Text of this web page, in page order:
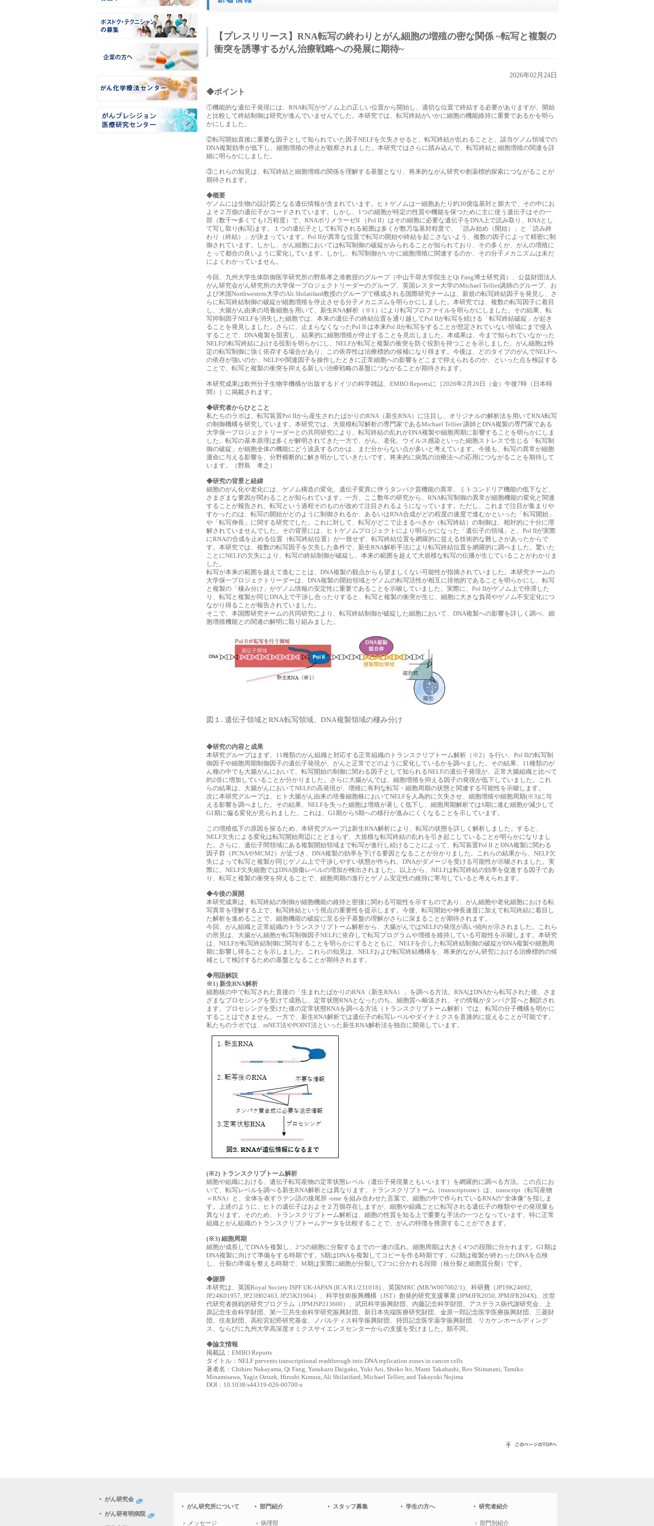
【プレスリリース】RNA転写の終わりとがん細胞の増殖の密な関係 ~転写と複製の
衝突を誘導するがん治療戦略への発展に期待~
2026年02月24日
◆ポイント
①機能的な遺伝子発現には、RNA転写がゲノム上の正しい位置から開始し、適切な位置で終結する必要がありますが、開始
と比較して終結制御は研究が進んでいませんでした。本研究では、転写終結がいかに細胞の機能維持に重要であるかを明ら
かにしました。
②転写開始直後に重要な因子として知られていた因子NELFを欠失させると、転写終結が乱れることと、該当ゲノム領域での
DNA複製効率が低下し、細胞増殖の停止が観察されました。本研究ではさらに踏み込んで、転写終結と細胞増殖の関連を詳
細に明らかにしました。
③これらの知見は、転写終結と細胞増殖の関係を理解する基盤となり、将来的ながん研究や創薬標的探索につながることが
期待されます。
◆概要
ゲノムには生物の設計図となる遺伝情報が含まれています。ヒトゲノムは一細胞あたり約30億塩基対と膨大で、その中にお
よそ２万個の遺伝子がコードされています。しかし、1つの細胞が特定の性質や機能を保つために主に使う遺伝子はその一
部（数千〜多くても1万程度）で、RNAポリメラーゼII （Pol II）はその細胞に必要な遺伝子をDNA上で読み取り、RNAとし
て写し取り(転写)ます。１つの遺伝子として転写される範囲は多くが数万塩基対程度で、「読み始め（開始）」と「読み終
わり（終結）」が決まっています。Pol IIが異常な位置で転写の開始や終結を起こさないよう、複数の因子によって精密に制
御されています。しかし、がん細胞においては転写制御の破綻がみられることが知られており、その多くが、がんの増殖に
とって都合の良いように変化しています。しかし、転写制御がいかに細胞増殖に関連するのか、その分子メカニズムは未だ
によくわかっていません。
今回、九州大学生体防御医学研究所の野島孝之准教授のグループ（中山千尋大学院生とQi Fang博士研究員）、公益財団法人
がん研究会がん研究所の大学保一プロジェクトリーダーのグループ、英国レスター大学のMichael Tellier講師のグループ、お
よび米国Northwestern大学のAli Shilatifard教授のグループで構成される国際研究チームは、新規の転写終結因子を発見し、さ
らに転写終結制御の破綻が細胞増殖を停止させる分子メカニズムを明らかにしました。本研究では、複数の転写因子に着目
し、大腸がん由来の培養細胞を用いて、新生RNA解析（※1）により転写プロファイルを明らかにしました。その結果、転
写抑制因子NELFを消失した細胞では、本来の遺伝子の終結位置を通り越してPol IIが転写を続ける「転写終結破綻」が起き
ることを発見しました。さらに、止まらなくなったPol II は本来Pol IIが転写をすることが想定されていない領域にまで侵入
することで、DNA複製を阻害し、結果的に細胞増殖が停止することを見出しました。本成果は、今まで知られていなかった
NELFの転写終結における役割を明らかにし、NELFが転写と複製の衝突を防ぐ役割を持つことを示しました。がん細胞は特
定の転写制御に強く依存する場合があり、この依存性は治療標的の候補になり得ます。今後は、どのタイプのがんでNELFへ
の依存が強いのか、NELFや関連因子を操作したときに正常細胞への影響をどこまで抑えられるのか、といった点を検証する
ことで、転写と複製の衝突を抑える新しい治療戦略の基盤につながることが期待されます。
本研究成果は欧州分子生物学機構が出版するドイツの科学雑誌、EMBO Reportsに［2026年2月20日（金）午後7時（日本時
間）］に掲載されます。
◆研究者からひとこと
私たちのラボは、転写装置Pol IIから産生されたばかりのRNA（新生RNA）に注目し、オリジナルの解析法を用いてRNA転写
の制御機構を研究しています。本研究では、大規模転写解析の専門家であるMichael Tellier 講師とDNA複製の専門家である
大学保一プロジェクトリーダーとの共同研究により、転写終結の乱れがDNA複製や細胞周期に影響することを明らかにしま
した。転写の基本原理は多くが解明されてきた一方で、がん、老化、ウイルス感染といった細胞ストレスで生じる「転写制
御の破綻」が細胞全体の機能にどう波及するのかは、まだ分からない点が多いと考えています。今後も、転写の異常が細胞
運命に与える影響を、分野横断的に解き明かしていきたいです。将来的に病気の治療法への応用につながることを期待して
います。（野島 孝之）
◆研究の背景と経緯
細胞のがん化や老化には、ゲノム構造の変化、遺伝子変異に伴うタンパク質機能の異常、ミトコンドリア機能の低下など、
さまざまな要因が関わることが知られています。一方、ここ数年の研究から、RNA転写制御の異常が細胞機能の変化と関連
することが報告され、転写という過程そのものが改めて注目されるようになっています。ただし、これまで注目が集まりや
すかったのは、転写の開始がどのように制御されるか、あるいはRNA合成がどの程度の速度で進むかといった「転写開始」
や「転写伸長」に関する研究でした。これに対して、転写がどこで止まるべきか（転写終結）の制御は、相対的に十分に理
解されていませんでした。その背景には、ヒトゲノムプロジェクトにより明らかになった「遺伝子の領域」と、Pol IIが実際
にRNAの合成を止める位置（転写終結位置）が一致せず、転写終結位置を網羅的に捉える技術的な難しさがあったからで
す。本研究では、複数の転写因子を欠失した条件で、新生RNA解析手法により転写終結位置を網羅的に調べました。驚いた
ことにNELFの欠失により、転写の終結制御が破綻し、本来の範囲を超えて大規模な転写の伝播が生じていることがわかりま
した。
転写が本来の範囲を越えて進むことは、DNA複製の観点からも望ましくない可能性が指摘されていました。本研究チームの
大学保一プロジェクトリーダーは、DNA複製の開始領域とゲノムの転写活性が相互に排他的であることを明らかにし、転写
と複製の「棲み分け」がゲノム情報の安定性に重要であることを示唆していました。実際に、Pol IIがゲノム上で停滞した
り、転写と複製が同じDNA上で干渉し合ったりすると、転写と複製の衝突が生じ、細胞に大きな負荷やゲノム不安定化につ
ながり得ることが報告されていました。
そこで、本国際研究チームの共同研究により、転写終結制御が破綻した細胞において、DNA複製への影響を詳しく調べ、細
胞増殖機能との関連の解明に取り組みました。
図１. 遺伝子領域とRNA転写領域、DNA複製領域の棲み分け
◆研究の内容と成果
本研究グループはまず、11種類のがん組織と対応する正常組織のトランスクリプトーム解析（※2）を行い、Pol IIの転写制
御因子や細胞周期制御因子の遺伝子発現が、がんと正常でどのように変化しているかを調べました。その結果、11種類のが
ん種の中でも大腸がんにおいて、転写開始の制御に関わる因子として知られるNELFの遺伝子発現が、正常大腸組織と比べて
約2倍に増加していることが分かりました。さらに大腸がんでは、細胞増殖を抑える因子の発現が低下していました。これ
らの結果は、大腸がんにおいてNELFの高発現が、増殖に有利な転写・細胞周期の状態と関連する可能性を示唆します。
次に本研究グループは、ヒト大腸がん由来の培養細胞株においてNELFを人為的に欠失させ、細胞増殖や細胞周期(※3)に与
える影響を調べました。その結果、NELFを失った細胞は増殖が著しく低下し、細胞周期解析ではS期に進む細胞が減少して
G1期に偏る変化が見られました。これは、G1期からS期への移行が進みにくくなることを示しています。
この増殖低下の原因を探るため、本研究グループは新生RNA解析により、転写の状態を詳しく解析しました。すると、
NELF欠失による変化は転写開始周辺にとどまらず、大規模な転写終結の乱れを引き起こしていることが明らかになりまし
た。さらに、遺伝子間領域にある複製開始領域まで転写が進行し続けることによって、転写装置Pol II とDNA複製に関わる
因子群（PCNAやMCM2）が近づき、DNA複製の効率を下げる要因となることが分かりました。これらの結果から、NELF欠
失によって転写と複製が同じゲノム上で干渉しやすい状態が作られ、DNAがダメージを受ける可能性が示唆されました。実
際に、NELF欠失細胞ではDNA損傷レベルの増加が検出されました。以上から、NELFは転写終結の効率を促進する因子であ
り、転写と複製の衝突を抑えることで、細胞周期の進行とゲノム安定性の維持に寄与していると考えられます。
◆今後の展開
本研究成果は、転写終結の制御が細胞機能の維持と密接に関わる可能性を示すものであり、がん細胞や老化細胞における転
写異常を理解する上で、転写終結という視点の重要性を提示します。今後、転写開始や伸長速度に加えて転写終結に着目し
た解析を進めることで、細胞機能の破綻に至る分子基盤の理解がさらに深まることが期待されます。
今回、がん組織と正常組織のトランスクリプトーム解析から、大腸がんではNELFの発現が高い傾向が示されました。これら
の所見は、大腸がん細胞が転写制御因子NELFに依存して転写プログラムや増殖を維持している可能性を示唆します。本研究
は、NELFが転写終結制御に関与することを明らかにするとともに、NELFを介した転写終結制御の破綻がDNA複製や細胞周
期に影響し得ることを示しました。これらの知見は、NELFおよび転写終結機構を、将来的ながん研究における治療標的の候
補として検討するための基盤となることが期待されます。
◆用語解説
※1) 新生RNA解析
細胞核の中で転写された直後の「生まれたばかりのRNA（新生RNA）」を調べる方法。RNAはDNAから転写された後、さま
ざまなプロセシングを受けて成熟し、定常状態RNAとなったのち、細胞質へ輸送され、その情報がタンパク質へと翻訳され
ます。プロセシングを受けた後の定常状態RNAを調べる方法（トランスクリプトーム解析）では、転写の分子機構を明かに
することはできません。一方で、新生RNA解析では遺伝子の転写レベルやダイナミクスを直接的に捉えることが可能です。
私たちのラボでは、mNET法やPOINT法といった新生RNA解析法を独自に開発しています。
(※2) トランスクリプトーム解析
細胞や組織における、遺伝子転写産物の定常状態レベル（遺伝子発現量ともいいます）を網羅的に調べる方法。この点にお
いて、転写レベルを調べる新生RNA解析とは異なります。トランスクリプトーム（transcriptome）は、transcript（転写産物
＝RNA）と、全体を表すラテン語の接尾辞 -ome を組み合わせた言葉で、細胞の中で作られているRNAの“全体像”を指しま
す。上述のように、ヒトの遺伝子はおよそ２万個存在しますが、細胞や組織ごとに転写される遺伝子の種類やその発現量も
異なります。そのため、トランスクリプトーム解析は、細胞の性質を知る上で重要な手法の一つとなっています。特に正常
組織とがん組織のトランスクリプトームデータを比較することで、がんの特徴を推測することができます。
(※3) 細胞周期
細胞が成長してDNAを複製し、2つの細胞に分裂するまでの一連の流れ。細胞周期は大きく4つの段階に分かれます。G1期は
DNA複製に向けて準備をする時期です。S期はDNAを複製してコピーを作る時期です。G2期は複製が終わったDNAを点検
し、分裂の準備を整える時期で、M期は実際に細胞が分裂して2つに分かれる段階（核分裂と細胞質分裂）です。
◆謝辞
本研究は、英国Royal Society ISPF UK-JAPAN (ICA/R1/231018) 、英国MRC (MR/W007002/1)、科研費（JP19K24692,
JP24K01957, JP23H02463, JP25KJ1964）、科学技術振興機構（JST）創発的研究支援事業 (JPMJFR2050, JPMJFR204X)、次世
代研究者挑戦的研究プログラム（JPMJSP213600）、武田科学振興財団、内藤記念科学財団、アステラス病代謝研究会、上
原記念生命科学財団、第一三共生命科学研究振興財団、新日本先端医療研究財団、金原一郎記念医学医療振興財団、三菱財
団、住友財団、高松宮妃癌研究基金、ノバルティス科学振興財団、持田記念医学薬学振興財団、リカケンホールディング
ス、ならびに九州大学高深度オミクスサイエンスセンターからの支援を受けました。順不同。
◆論文情報
掲載誌：EMBO Reports
タイトル：NELF prevents transcriptional readthrough into DNA replication zones in cancer cells
著者名：Chihiro Nakayama, Qi Fang, Yasukazu Daigaku, Yuki Aoi, Shoko Ito, Mami Takahashi, Reo Shimatani, Tamiko
Minamisawa, Yagiz Ozturk, Hiroshi Kimura, Ali Shilatifard, Michael Tellier, and Takayuki Nojima
DOI：10.1038/s44319-026-00700-z
がん研究会
がん研有明病院
がん研究所について
メッセージ
部門紹介
病理部
スタッフ募集 学生の方へ 研究者紹介
部門別紹介